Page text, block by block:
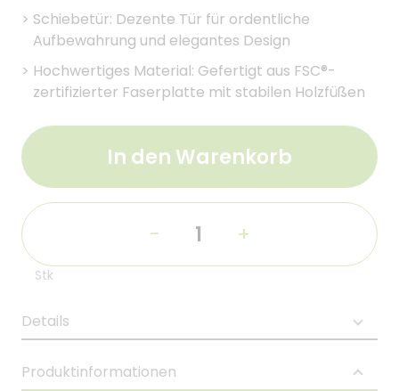
> Schiebetür: Dezente Tür für ordentliche
Aufbewahrung und elegantes Design
> Hochwertiges Material: Gefertigt aus FSC®-
zertifizierter Faserplatte mit stabilen Holzfüßen
In den Warenkorb
- +
Stk
Details
Produktinformationen